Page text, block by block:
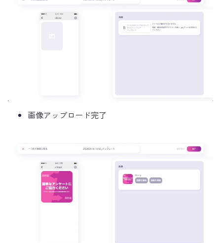
画像アップロード完了